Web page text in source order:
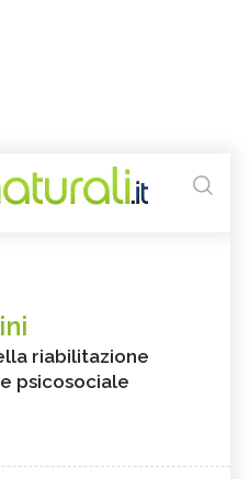
riabilitazione
psicosociale